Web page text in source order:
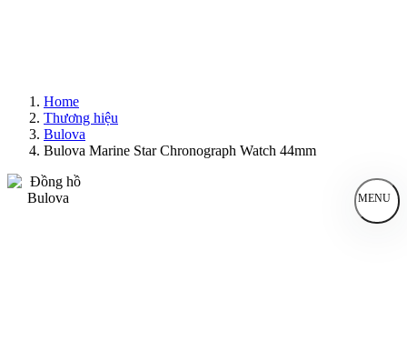
Home
Thương hiệu
Bulova
Bulova Marine Star Chronograph Watch 44mm
MENU